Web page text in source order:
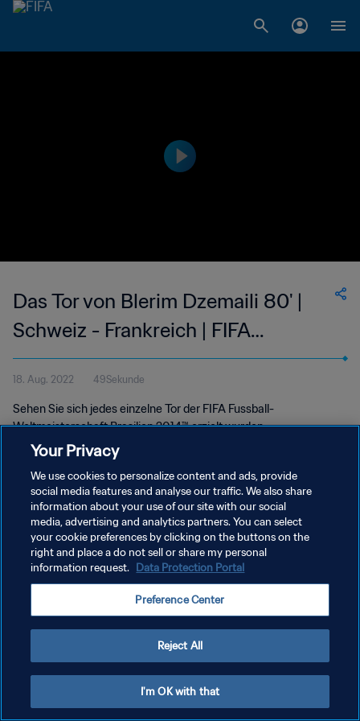
Das Tor von Blerim Dzemaili 80' |
Schweiz - Frankreich | FIFA
Fussball-Weltmeisterschaft
Brasilien 2014™
18. Aug. 2022 49Sekunde
Sehen Sie sich jedes einzelne Tor der FIFA Fussball-
Weltmeisterschaft Brasilien 2014™ erzielt wurden.
DATENSCHUTZ
NUTZUNGSBEDINGUNGEN
COOKIE-EINSTELLUNGEN VERWALTEN
Your Privacy
We use cookies to personalize content and ads, provide
social media features and analyse our traffic. We also share
information about your use of our site with our social
media, advertising and analytics partners. You can select
your cookie preferences by clicking on the buttons on the
right and place a do not sell or share my personal
information request. Data Protection Portal
Preference Center
Reject All
I'm OK with that